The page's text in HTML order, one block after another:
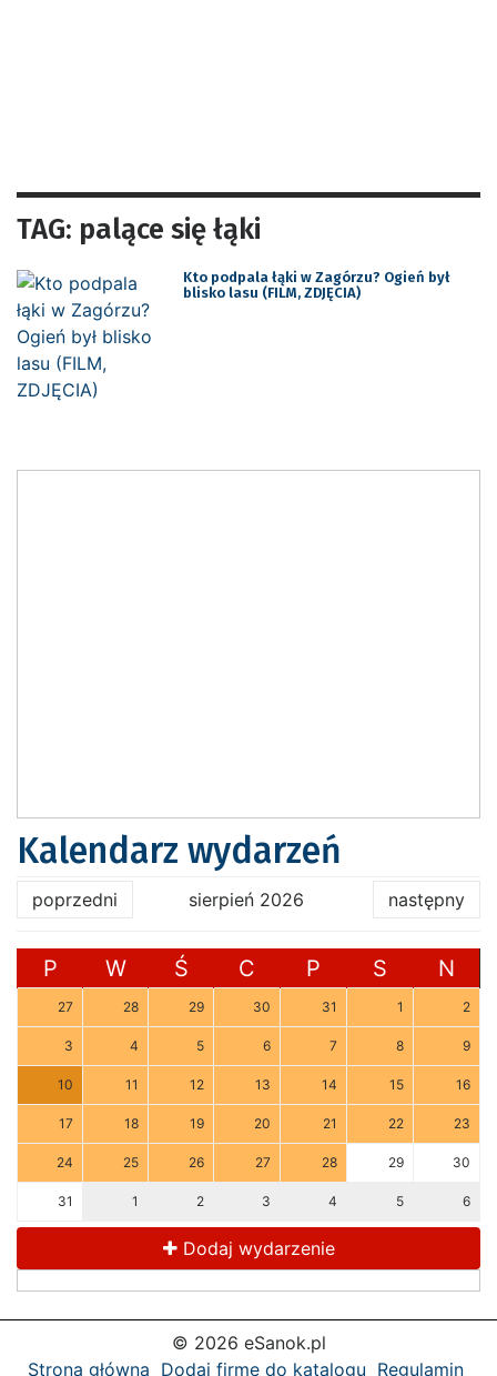
TAG: palące się łąki
Kto podpala łąki w Zagórzu? Ogień był
blisko lasu (FILM, ZDJĘCIA)
Kalendarz wydarzeń
poprzedni sierpień 2026 następny
P W Ś C P S N
27 28 29 30 31 1 2
3 4 5 6 7 8 9
10 11 12 13 14 15 16
17 18 19 20 21 22 23
24 25 26 27 28 29 30
31 1 2 3 4 5 6
Dodaj wydarzenie
© 2026 eSanok.pl
Strona główna Dodaj firmę do katalogu Regulamin